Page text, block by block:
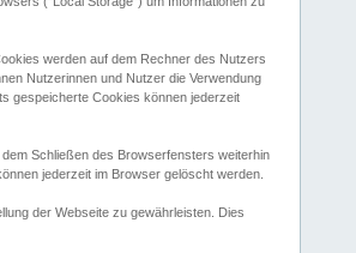
werden auf dem Rechner des Nutzers
Nutzerinnen und Nutzer die Verwendung
gespeicherte Cookies können jederzeit
Schließen des Browserfensters weiterhin
jederzeit im Browser gelöscht werden.
der Webseite zu gewährleisten. Dies